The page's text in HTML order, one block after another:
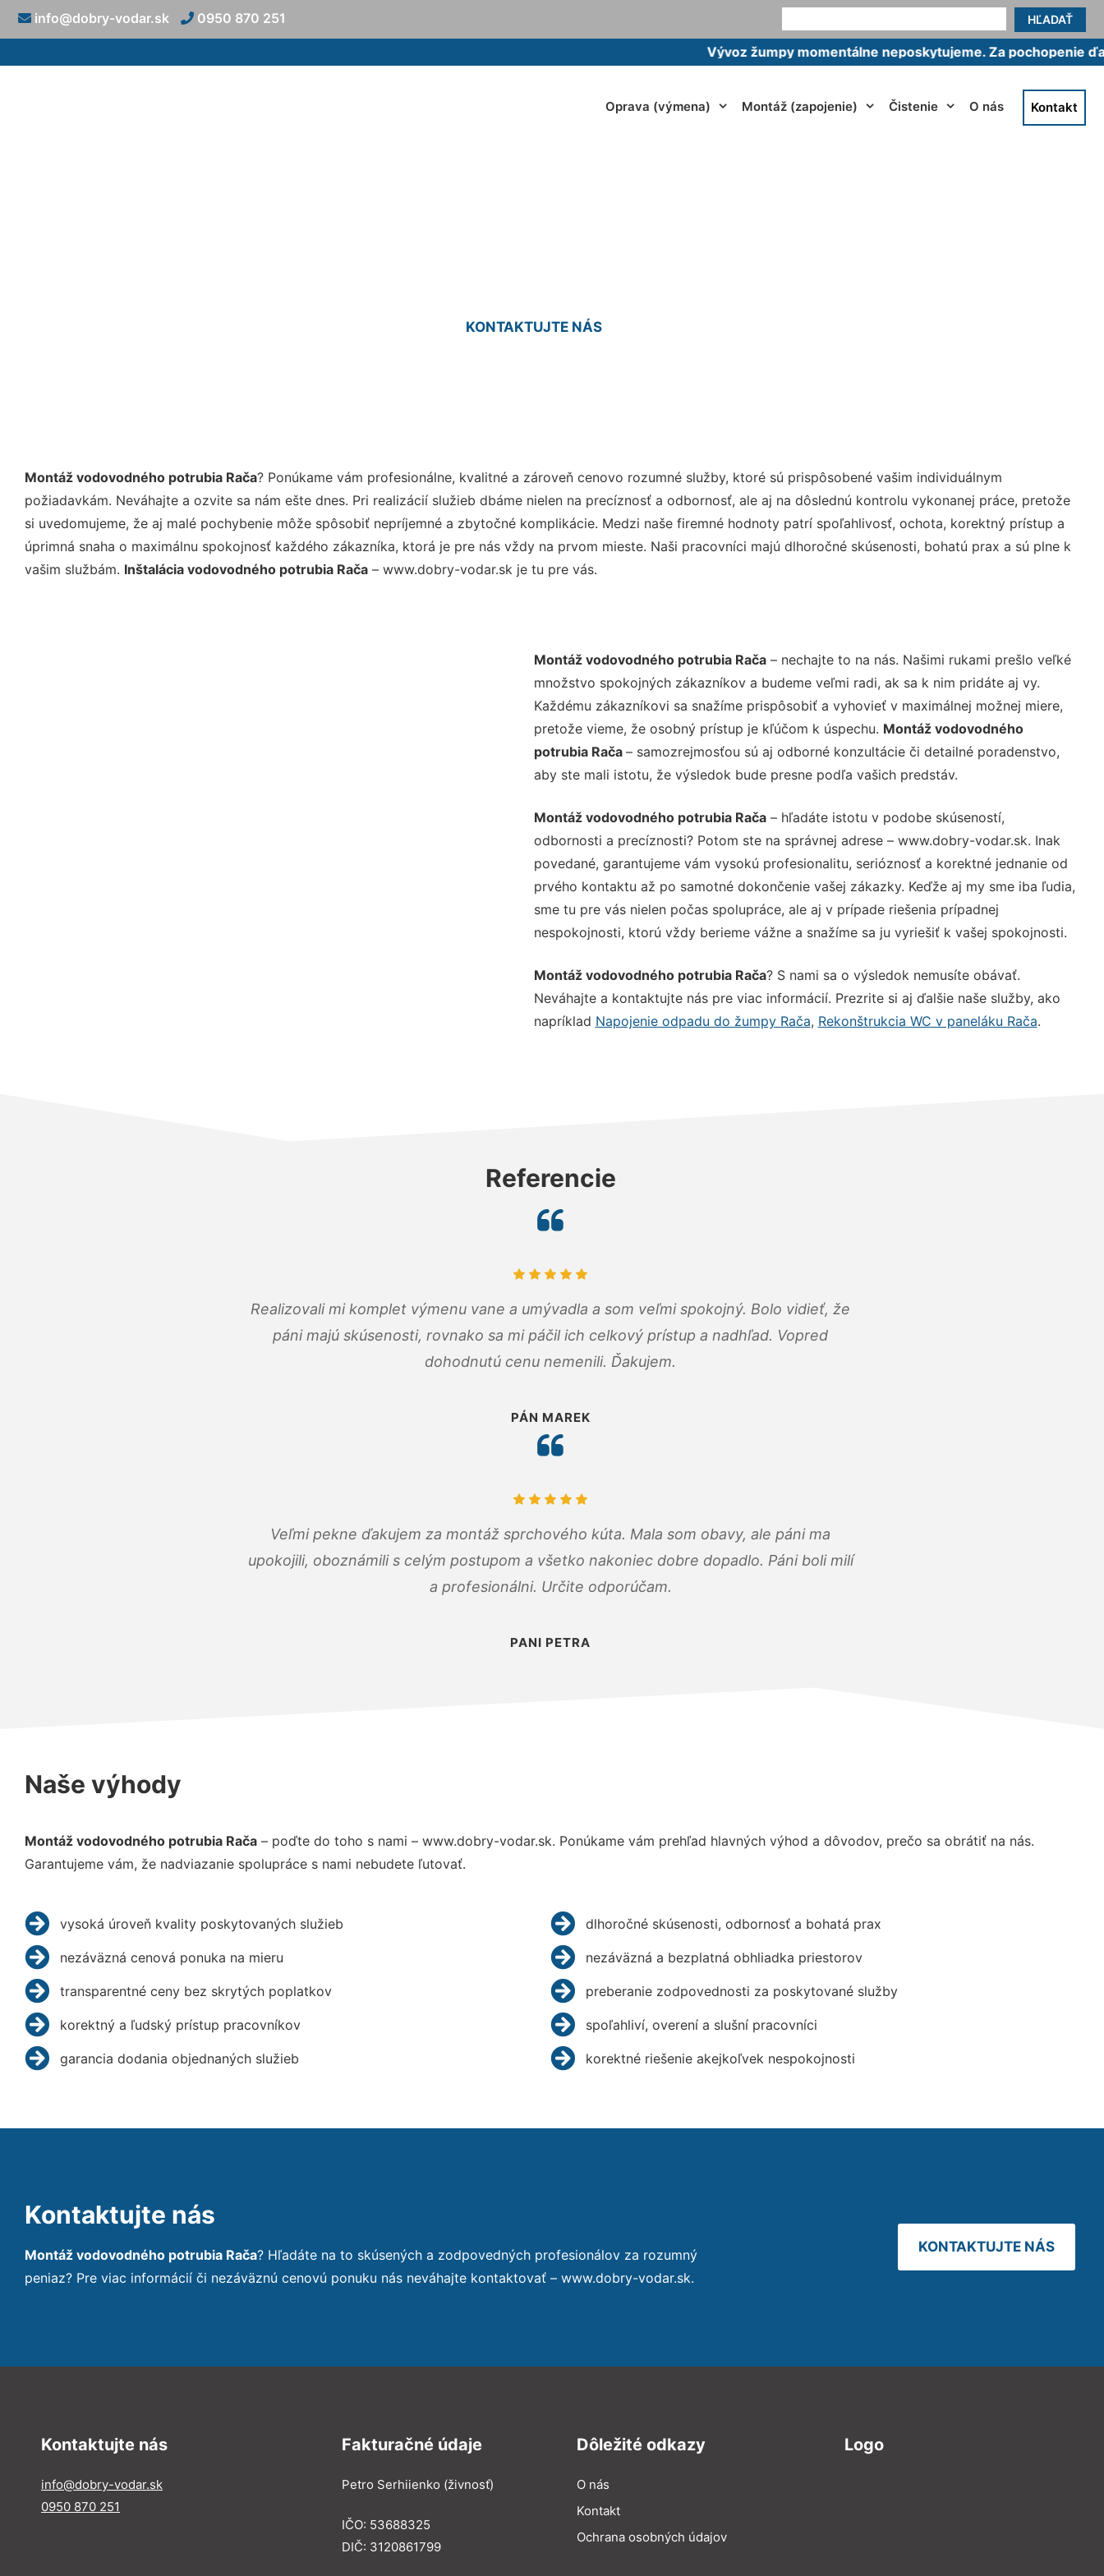
HĽADAŤ
info@dobry-vodar.sk 0950 870 251
Vývoz žumpy momentálne neposkytujeme. Za pochopenie
Oprava (výmena) Montáž (zapojenie) Čistenie O nás Kontakt
KONTAKTUJTE NÁS
Montáž vodovodného potrubia Rača? Ponúkame vám profesionálne, kvalitné a zároveň cenovo rozumné služby, ktoré sú prispôsobené vašim individuálnym
požiadavkám. Neváhajte a ozvite sa nám ešte dnes. Pri realizácií služieb dbáme nielen na precíznosť a odbornosť, ale aj na dôslednú kontrolu vykonanej práce, pretože
si uvedomujeme, že aj malé pochybenie môže spôsobiť nepríjemné a zbytočné komplikácie. Medzi naše firemné hodnoty patrí spoľahlivosť, ochota, korektný prístup a
úprimná snaha o maximálnu spokojnosť každého zákazníka, ktorá je pre nás vždy na prvom mieste. Naši pracovníci majú dlhoročné skúsenosti, bohatú prax a sú plne k
vašim službám. Inštalácia vodovodného potrubia Rača – www.dobry-vodar.sk je tu pre vás.
Montáž vodovodného potrubia Rača– nechajte to na nás. Našimi rukami prešlo veľké
množstvo spokojných zákazníkov a budeme veľmi radi, ak sa k nim pridáte aj vy.
Každému zákazníkovi sa snažíme prispôsobiť a vyhovieť v maximálnej možnej miere,
pretože vieme, že osobný prístup je kľúčom k úspechu. Montáž vodovodného
potrubia Rača – samozrejmosťou sú aj odborné konzultácie či detailné poradenstvo,
aby ste mali istotu, že výsledok bude presne podľa vašich predstáv.
Montáž vodovodného potrubia Rača– hľadáte istotu v podobe skúseností,
odbornosti a precíznosti? Potom ste na správnej adrese – www.dobry-vodar.sk. Inak
povedané, garantujeme vám vysokú profesionalitu, serióznosť a korektné jednanie od
prvého kontaktu až po samotné dokončenie vašej zákazky. Keďže aj my sme iba ľudia,
sme tu pre vás nielen počas spolupráce, ale aj v prípade riešenia prípadnej
nespokojnosti, ktorú vždy berieme vážne a snažíme sa ju vyriešiť k vašej spokojnosti.
Montáž vodovodného potrubia Rača? S nami sa o výsledok nemusíte obávať.
Neváhajte a kontaktujte nás pre viac informácií. Prezrite si aj ďalšie naše služby, ako
napríklad Napojenie odpadu do žumpy Rača, Rekonštrukcia WC v paneláku Rača.
Referencie
Realizovali mi komplet výmenu vane a umývadla a som veľmi spokojný. Bolo vidieť, že
páni majú skúsenosti, rovnako sa mi páčil ich celkový prístup a nadhľad. Vopred
dohodnutú cenu nemenili. Ďakujem.
PÁN MAREK
Veľmi pekne ďakujem za montáž sprchového kúta. Mala som obavy, ale páni ma
upokojili, oboznámili s celým postupom a všetko nakoniec dobre dopadlo. Páni boli milí
a profesionálni. Určite odporúčam.
PANI PETRA
Naše výhody
Montáž vodovodného potrubia Rača – poďte do toho s nami – www.dobry-vodar.sk. Ponúkame vám prehľad hlavných výhod a dôvodov, prečo sa obrátiť na nás.
Garantujeme vám, že nadviazanie spolupráce s nami nebudete ľutovať.
vysoká úroveň kvality poskytovaných služieb
nezáväzná cenová ponuka na mieru
transparentné ceny bez skrytých poplatkov
korektný a ľudský prístup pracovníkov
garancia dodania objednaných služieb
dlhoročné skúsenosti, odbornosť a bohatá prax
nezáväzná a bezplatná obhliadka priestorov
preberanie zodpovednosti za poskytované služby
spoľahliví, overení a slušní pracovníci
korektné riešenie akejkoľvek nespokojnosti
Kontaktujte nás
Montáž vodovodného potrubia Rača? Hľadáte na to skúsených a zodpovedných profesionálov za rozumný
peniaz? Pre viac informácií či nezáväznú cenovú ponuku nás neváhajte kontaktovať – www.dobry-vodar.sk.
KONTAKTUJTE NÁS
Kontaktujte nás
info@dobry-vodar.sk
0950 870 251
Fakturačné údaje
Petro Serhiienko (živnosť)
IČO: 53688325
DIČ: 3120861799
Dôležité odkazy
O nás
Kontakt
Ochrana osobných údajov
Logo